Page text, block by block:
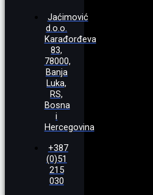
Jaćimović
d.o.o.
Karađorđeva
83,
78000,
Banja
Luka,
RS,
Bosna
i
Hercegovina
+387
(0)51
215
030